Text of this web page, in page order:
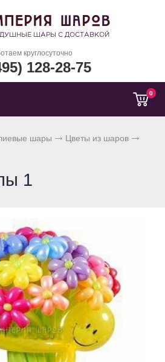
круглосуточно
128-28-75
0
шары
Цветы из шаров
1